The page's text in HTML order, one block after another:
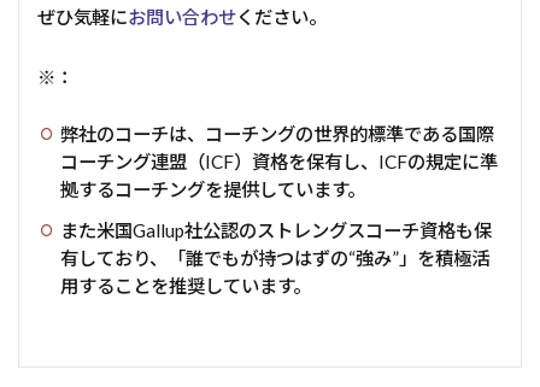
ぜひ気軽にお問い合わせください。
※：
弊社のコーチは、コーチングの世界的標準である国際
コーチング連盟（ICF）資格を保有し、ICFの規定に準
拠するコーチングを提供しています。
また米国Gallup社公認のストレングスコーチ資格も保
有しており、「誰でもが持つはずの“強み”」を積極活
用することを推奨しています。